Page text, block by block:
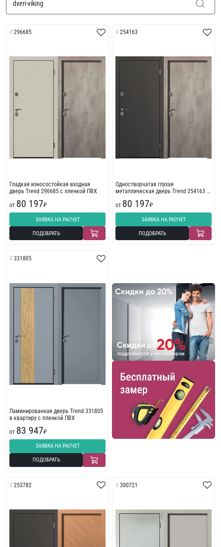
296685
Гладкая износостойкая входная
дверь Trend 296685 с пленкой ПВХ
от 80 197₽
ЗАЯВКА НА РАСЧЕТ
ПОДОБРАТЬ
254163
Одностворчатая глухая
металлическая дверь Trend 254163 с
от 80 197₽
ЗАЯВКА НА РАСЧЕТ
ПОДОБРАТЬ
331805
Ламинированная дверь Trend 331805
в квартиру с пленкой ПВХ
от 83 947₽
ЗАЯВКА НА РАСЧЕТ
ПОДОБРАТЬ
253782 300721